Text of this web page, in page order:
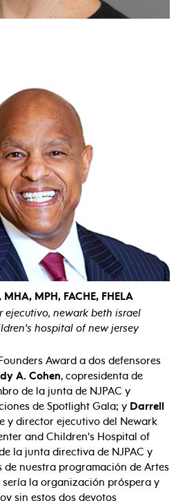
MPH, FACHE, FHELA
ejecutivo, newark beth israel
hospital of new jersey
Award a dos defensores
A. Cohen, copresidenta de
de la junta de NJPAC y
de Spotlight Gala; y Darrell
y director ejecutivo del Newark
and Children's Hospital of
la junta directiva de NJPAC y
de nuestra programación de Artes
sería la organización próspera y
sin estos dos devotos